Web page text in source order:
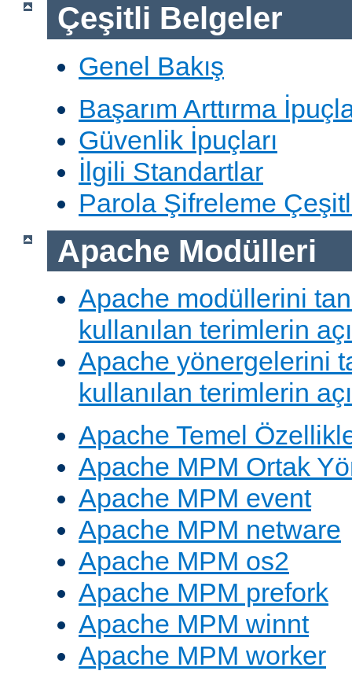
Çeşitli Belgeler
Genel Bakış
Başarım Arttırma
Güvenlik İpuçları
İlgili Standartlar
Parola Şifreleme
Apache Modülleri
Apache modüllerini
kullanılan terimlerin
Apache yönergelerini
kullanılan terimlerin
Apache Temel
Apache MPM Ortak
Apache MPM event
Apache MPM netware
Apache MPM os2
Apache MPM prefork
Apache MPM winnt
Apache MPM worker